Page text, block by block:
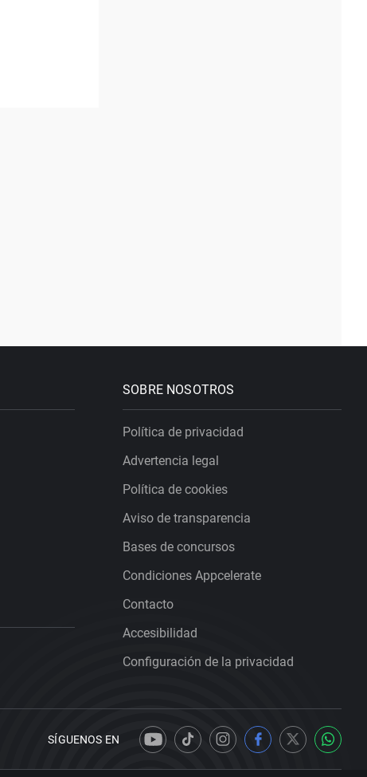
SOBRE NOSOTROS
Política de privacidad
Advertencia legal
Política de cookies
Aviso de transparencia
Bases de concursos
Condiciones Appcelerate
Contacto
Accesibilidad
Configuración de la privacidad
SÍGUENOS EN